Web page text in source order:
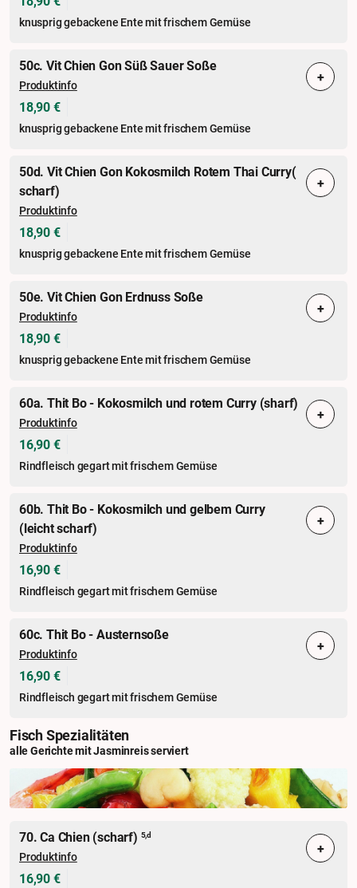
knusprig gebackene Ente mit frischem Gemüse
50c. Vit Chien Gon Süß Sauer Soße
Produktinfo
18,90 €
knusprig gebackene Ente mit frischem Gemüse
+
50d. Vit Chien Gon Kokosmilch Rotem Thai Curry(
scharf)
Produktinfo
18,90 €
knusprig gebackene Ente mit frischem Gemüse
+
50e. Vit Chien Gon Erdnuss Soße
Produktinfo
18,90 €
knusprig gebackene Ente mit frischem Gemüse
+
60a. Thit Bo - Kokosmilch und rotem Curry (sharf)
Produktinfo
16,90 €
Rindfleisch gegart mit frischem Gemüse
+
60b. Thit Bo - Kokosmilch und gelbem Curry
(leicht scharf)
Produktinfo
16,90 €
Rindfleisch gegart mit frischem Gemüse
+
60c. Thit Bo - Austernsoße
Produktinfo
16,90 €
Rindfleisch gegart mit frischem Gemüse
+
Fisch Spezialitäten
alle Gerichte mit Jasminreis serviert
70. Ca Chien (scharf) 5,d
Produktinfo
16,90 €
+